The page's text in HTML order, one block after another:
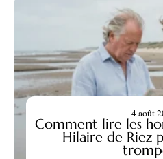
Comment lire les
Hilaire de Riez
4 août